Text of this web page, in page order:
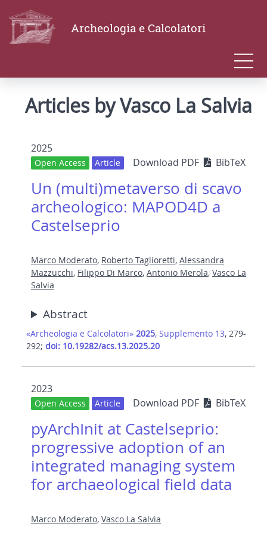
Archeologia e Calcolatori
Articles by Vasco La Salvia
2025
Open Access Article Download PDF BibTeX
Un (multi)metaverso di scavo
archeologico: MAPOD4D a
Castelseprio
Marco Moderato, Roberto Taglioretti, Alessandra
Mazzucchi, Filippo Di Marco, Antonio Merola, Vasco La
Salvia
Abstract
«Archeologia e Calcolatori» 2025, Supplemento 13, 279-
292; doi: 10.19282/acs.13.2025.20
2023
Open Access Article Download PDF BibTeX
pyArchInit at Castelseprio:
progressive adoption of an
integrated managing system
for archaeological field data
Marco Moderato, Vasco La Salvia